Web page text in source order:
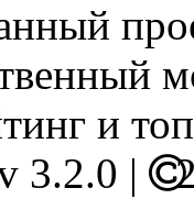
и
3.2.0 |